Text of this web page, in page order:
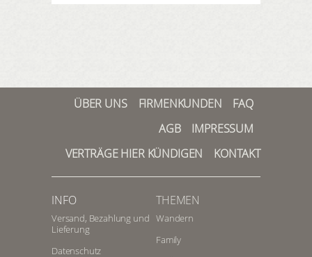
ÜBER UNS FIRMENKUNDEN
FAQ
AGB
IMPRESSUM
VERTRÄGE HIER KÜNDIGEN
KONTAKT
INFO
Versand, Bezahlung und
Lieferung
Datenschutz
THEMEN
Wandern
Family